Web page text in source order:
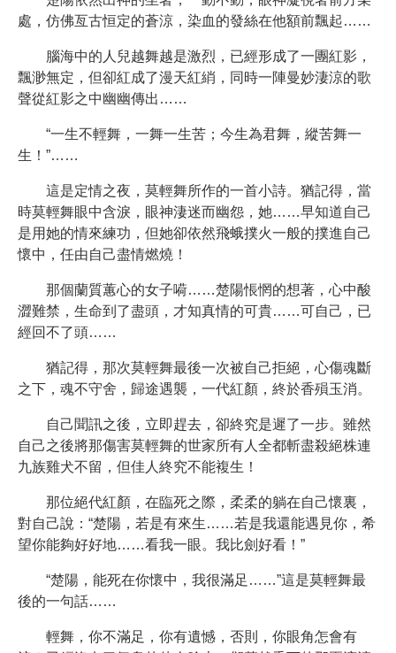
處，仿佛亙古恒定的蒼涼，染血的發絲在他額前飄起……
腦海中的人兒越舞越是激烈，已經形成了一團紅影，
飄渺無定，但卻紅成了漫天紅綃，同時一陣曼妙淒涼的歌
聲從紅影之中幽幽傳出……
“一生不輕舞，一舞一生苦；今生為君舞，縱苦舞一
生！”……
這是定情之夜，莫輕舞所作的一首小詩。猶記得，當
時莫輕舞眼中含淚，眼神淒迷而幽怨，她……早知道自己
是用她的情來練功，但她卻依然飛蛾撲火一般的撲進自己
懷中，任由自己盡情燃燒！
那個蘭質蕙心的女子嗬……楚陽悵惘的想著，心中酸
澀難禁，生命到了盡頭，才知真情的可貴……可自己，已
經回不了頭……
猶記得，那次莫輕舞最後一次被自己拒絕，心傷魂斷
之下，魂不守舍，歸途遇襲，一代紅顏，終於香殞玉消。
自己聞訊之後，立即趕去，卻終究是遲了一步。雖然
自己之後將那傷害莫輕舞的世家所有人全都斬盡殺絕株連
九族雞犬不留，但佳人終究不能複生！
那位絕代紅顏，在臨死之際，柔柔的躺在自己懷裏，
對自己說：“楚陽，若是有來生……若是我還能遇見你，希
望你能夠好好地……看我一眼。我比劍好看！”
“楚陽，能死在你懷中，我很滿足……”這是莫輕舞最
後的一句話……
輕舞，你不滿足，你有遺憾，否則，你眼角怎會有